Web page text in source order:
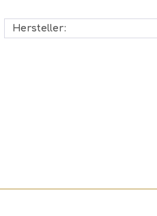
Hersteller: